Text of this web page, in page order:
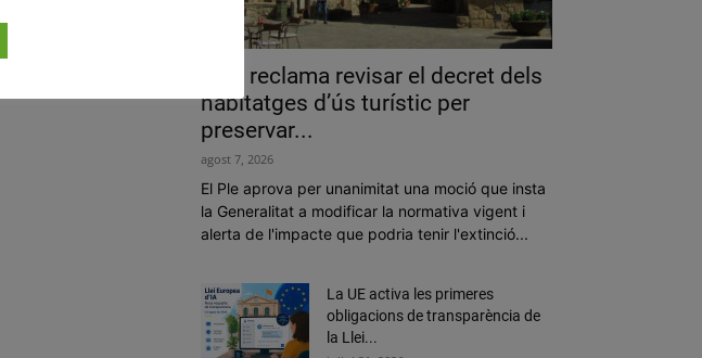
Pals reclama revisar el decret dels
habitatges d’ús turístic per
preservar...
agost 7, 2026
El Ple aprova per unanimitat una moció que insta
la Generalitat a modificar la normativa vigent i
alerta de l'impacte que podria tenir l'extinció...
La UE activa les primeres
obligacions de transparència de
la Llei...